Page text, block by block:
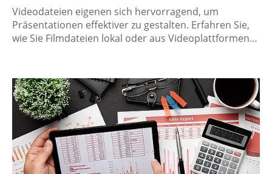
Videodateien eigenen sich hervorragend, um
Präsentationen effektiver zu gestalten. Erfahren Sie,
wie Sie Filmdateien lokal oder aus Videoplattformen…